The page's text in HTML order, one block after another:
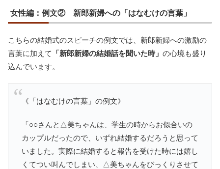
女性編：例文② 新郎新婦への「はなむけの言葉」
こちらの結婚式のスピーチの例文では、新郎新婦への激励の
言葉に加えて
「新郎新婦の結婚話を聞いた時」 の心境も盛り
込んでいます。
《「はなむけの言葉」の例文》
「○○さんと△美ちゃんは、学生の時からお似合いの
カップルだったので、いずれ結婚するだろうと思って
いました。実際に結婚すると報告を受けた時には嬉し
くてつい叫んでしまい、△美ちゃんをびっくりさせて